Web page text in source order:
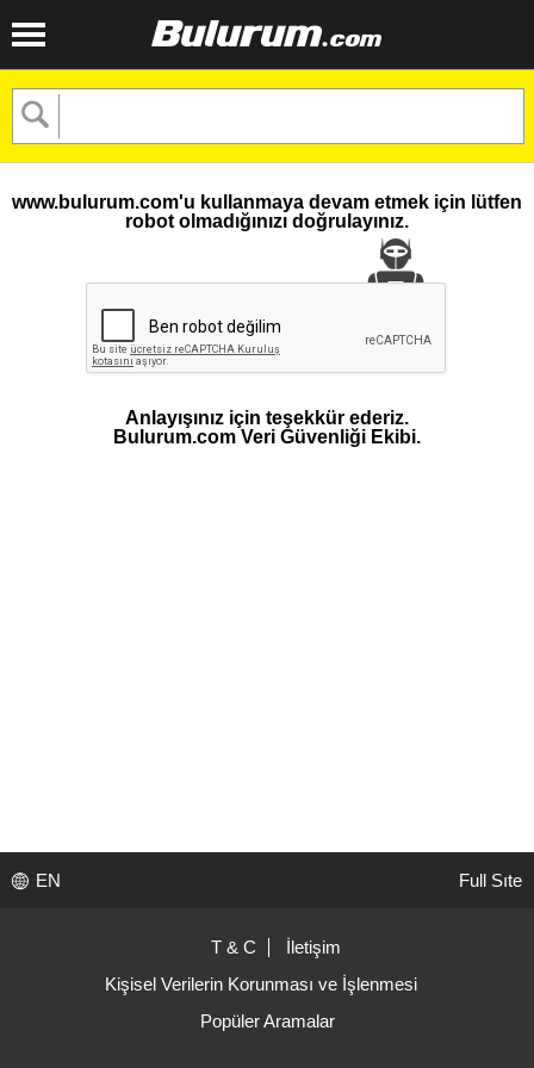
www.bulurum.com'u kullanmaya devam etmek için lütfen
robot olmadığınızı doğrulayınız.
Anlayışınız için teşekkür ederiz.
Bulurum.com Veri Güvenliği Ekibi.
EN Full Sıte
T & C
İletişim
Kişisel Verilerin Korunması ve İşlenmesi
Popüler Aramalar